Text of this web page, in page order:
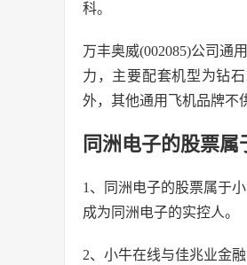
科。
万丰奥威(002085)公司通
力，主要配套机型为钻
外，其他通用飞机品牌不
同洲电子的股票
1、同洲电子的股票属于
成为同洲电子的实控人。
2、小牛在线与佳兆业金